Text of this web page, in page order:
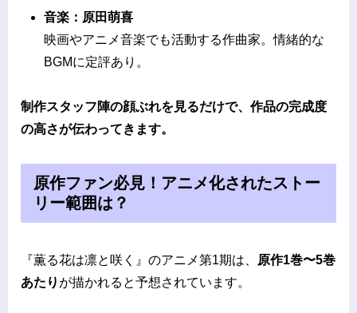
音楽：原田萌喜
映画やアニメ音楽でも活動する作曲家。情緒的な
BGMに定評あり。
制作スタッフ陣の顔ぶれを見るだけで、作品の完成度
の高さが伝わってきます。
原作ファン必見！アニメ化されたストー
リー範囲は？
『薫る花は凛と咲く』のアニメ第1期は、
原作1巻〜5巻
あたり が描かれると予想されています。